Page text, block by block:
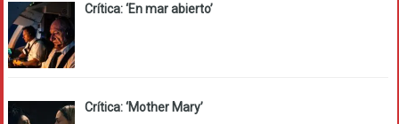
Crítica: ‘En mar abierto’
Crítica: ‘Mother Mary’